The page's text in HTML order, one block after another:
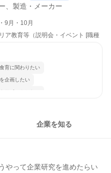
、製造・メーカー
9月・10月
ア教育等（説明会・イベント [職種
育に関わりたい
企画したい
サポートしたい
企業を知る
やって企業研究を進めたらい